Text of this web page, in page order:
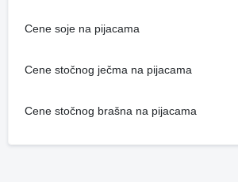
Cene soje na pijacama
Cene stočnog ječma na pijacama
Cene stočnog brašna na pijacama